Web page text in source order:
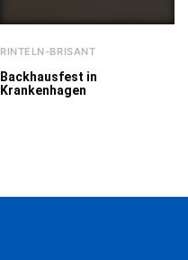
RINTELN-BRISANT
Backhausfest in
Krankenhagen